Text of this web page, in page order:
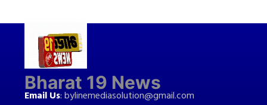
Bharat 19 News
Email Us:bylinemediasolution@gmail.com